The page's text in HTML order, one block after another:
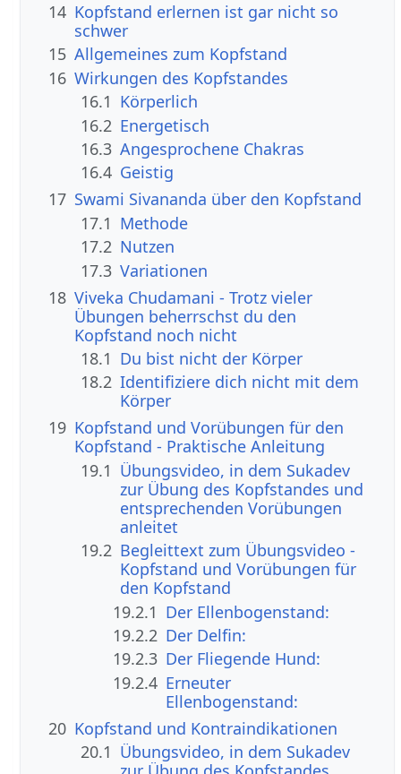
14 Kopfstand erlernen ist gar nicht so
schwer
15 Allgemeines zum Kopfstand
16 Wirkungen des Kopfstandes
16.1 Körperlich
16.2 Energetisch
16.3 Angesprochene Chakras
16.4 Geistig
17 Swami Sivananda über den Kopfstand
17.1 Methode
17.2 Nutzen
17.3 Variationen
18 Viveka Chudamani - Trotz vieler
Übungen beherrschst du den
Kopfstand noch nicht
18.1 Du bist nicht der Körper
18.2 Identifiziere dich nicht mit dem
Körper
19 Kopfstand und Vorübungen für den
Kopfstand - Praktische Anleitung
19.1 Übungsvideo, in dem Sukadev
zur Übung des Kopfstandes und
entsprechenden Vorübungen
anleitet
19.2 Begleittext zum Übungsvideo -
Kopfstand und Vorübungen für
den Kopfstand
19.2.1 Der Ellenbogenstand:
19.2.2 Der Delfin:
19.2.3 Der Fliegende Hund:
19.2.4 Erneuter
Ellenbogenstand:
20 Kopfstand und Kontraindikationen
20.1 Übungsvideo, in dem Sukadev